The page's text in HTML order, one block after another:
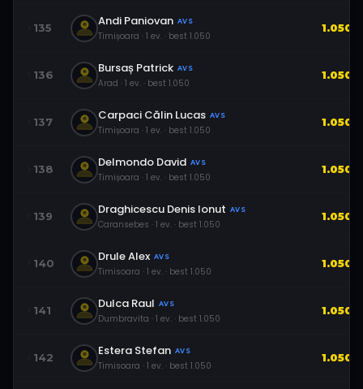
135 Andi Paniovan AVS
Timișoara · 1 ev. · best 1.050
1.050
136 Bursaș Patrick AVS
Arad · 1 ev. · best 1.050
1.050
137 Carpaci Călin Lucas AVS
Timișoara · 1 ev. · best 1.050
1.050
138 Delmondo David AVS
Timișoara · 1 ev. · best 1.050
1.050
139 Draghicescu Denis Ionut AVS
Caransebes · 1 ev. · best 1.050
1.050
140 Drule Alex AVS
Timisoara · 1 ev. · best 1.050
1.050
141 Dulca Raul AVS
Dumbravita · 1 ev. · best 1.050
1.050
142 Estera Stefan AVS
Timisoara · 1 ev. · best 1.050
1.050